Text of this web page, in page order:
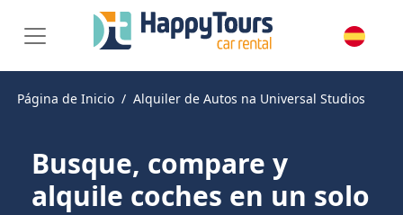
Página de Inicio Alquiler de Autos na Universal Studios
Busque, compare y
alquile coches en un solo